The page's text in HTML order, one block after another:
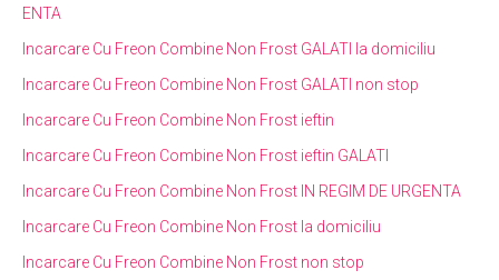
ENTA
Incarcare Cu Freon Combine Non Frost GALATI la domiciliu
Incarcare Cu Freon Combine Non Frost GALATI non stop
Incarcare Cu Freon Combine Non Frost ieftin
Incarcare Cu Freon Combine Non Frost ieftin GALATI
Incarcare Cu Freon Combine Non Frost IN REGIM DE URGENTA
Incarcare Cu Freon Combine Non Frost la domiciliu
Incarcare Cu Freon Combine Non Frost non stop